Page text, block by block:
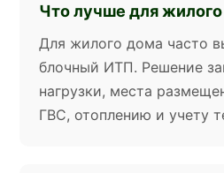
Что лучше для
Для жилого дома часто
блочный ИТП. Решение
нагрузки, места
ГВС, отоплению и учету